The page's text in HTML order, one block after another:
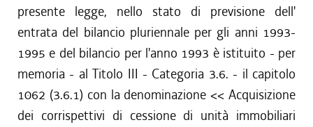
presente legge, nello stato di previsione dell'
entrata del bilancio pluriennale per gli anni 1993-
1995 e del bilancio per l'anno 1993 è istituito - per
memoria - al Titolo III - Categoria 3.6. - il capitolo
1062 (3.6.1) con la denominazione << Acquisizione
dei corrispettivi di cessione di unità immobiliari